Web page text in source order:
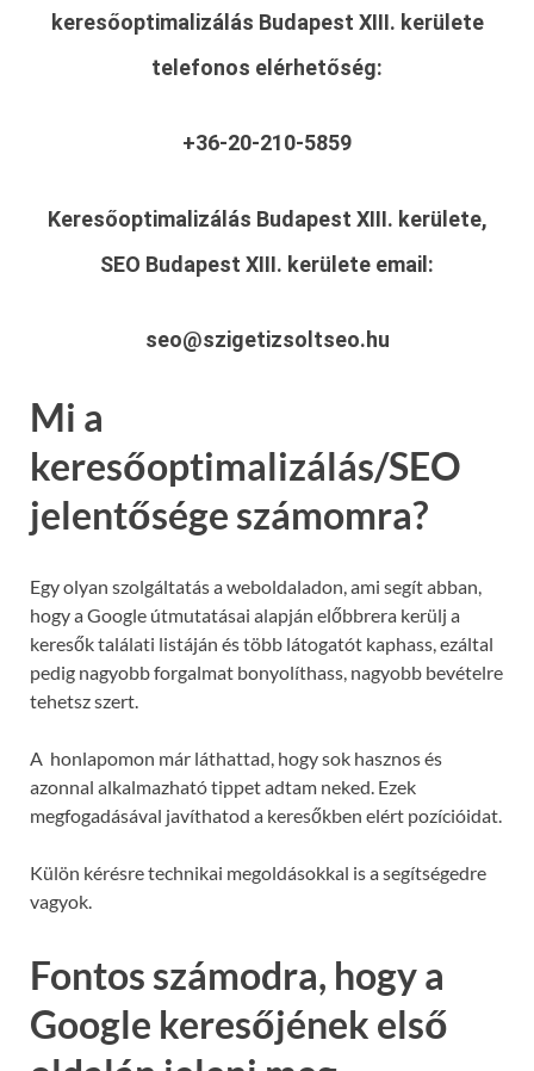
keresőoptimalizálás Budapest XIII. kerülete
telefonos elérhetőség:
+36-20-210-5859
Keresőoptimalizálás Budapest XIII. kerülete,
SEO Budapest XIII. kerülete email:
seo@szigetizsoltseo.hu
Mi a
keresőoptimalizálás/SEO
jelentősége számomra?
Egy olyan szolgáltatás a weboldaladon, ami segít abban,
hogy a Google útmutatásai alapján előbbrera kerülj a
keresők találati listáján és több látogatót kaphass, ezáltal
pedig nagyobb forgalmat bonyolíthass, nagyobb bevételre
tehetsz szert.
A honlapomon már láthattad, hogy sok hasznos és
azonnal alkalmazható tippet adtam neked. Ezek
megfogadásával javíthatod a keresőkben elért pozícióidat.
Külön kérésre technikai megoldásokkal is a segítségedre
vagyok.
Fontos számodra, hogy a
Google keresőjének első